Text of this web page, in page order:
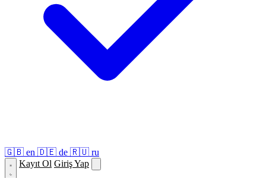
🇬🇧 en 🇩🇪 de 🇷🇺 ru
Kayıt Ol Giriş Yap